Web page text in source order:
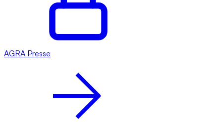
AGRA Presse